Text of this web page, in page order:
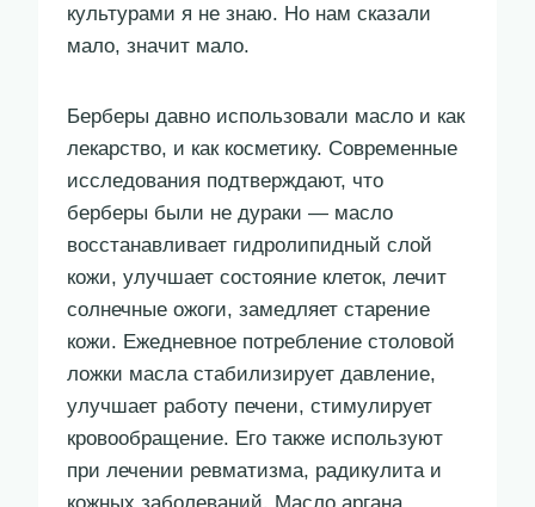
культурами я не знаю. Но нам сказали
мало, значит мало.
Берберы давно использовали масло и как
лекарство, и как косметику. Современные
исследования подтверждают, что
берберы были не дураки — масло
восстанавливает гидролипидный слой
кожи, улучшает состояние клеток, лечит
солнечные ожоги, замедляет старение
кожи. Ежедневное потребление столовой
ложки масла стабилизирует давление,
улучшает работу печени, стимулирует
кровообращение. Его также используют
при лечении ревматизма, радикулита и